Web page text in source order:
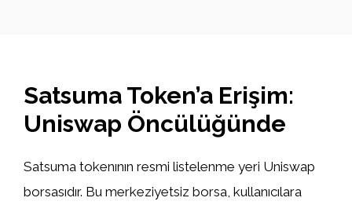
Satsuma Token’a Erişim:
Uniswap Öncülüğünde
Satsuma tokenının resmi listelenme yeri Uniswap
borsasıdır. Bu merkeziyetsiz borsa, kullanıcılara